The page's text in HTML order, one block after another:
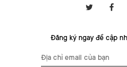
Đăng ký ngay để cập